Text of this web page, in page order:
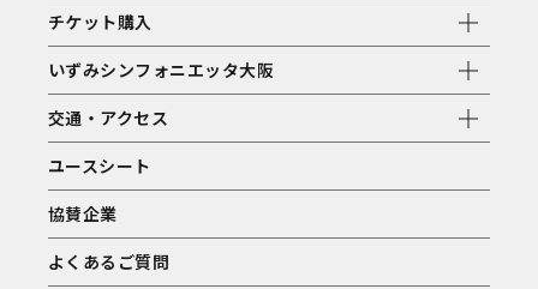
チケット購入
いずみシンフォニエッタ大阪
交通・アクセス
ユースシート
協賛企業
よくあるご質問